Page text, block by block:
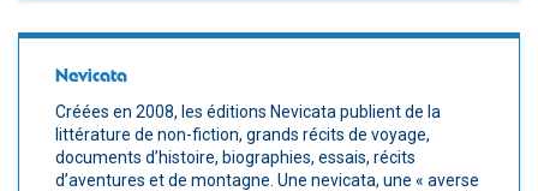
Nevicata
Créées en 2008, les éditions Nevicata publient de la
littérature de non-fiction, grands récits de voyage,
documents d’histoire, biographies, essais, récits
d’aventures et de montagne. Une nevicata, une « averse